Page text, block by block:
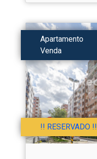
Apartamento
Venda
!! RESERVADO !!